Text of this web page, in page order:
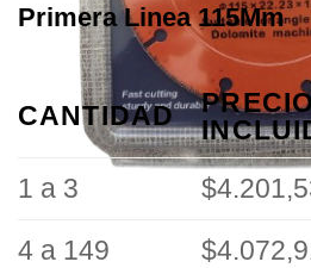
Primera Linea 115Mm
CANTIDAD
1 a 3
4 a 149